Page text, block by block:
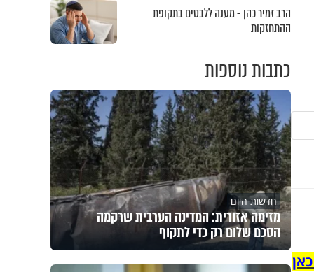
הרב זמיר כהן - מענה ללבטים בתקופת
ההתחזקות
כתבות נוספות
חדשות היום
מזימה אזורית: המדינה הערבית שרקמה
הסכם שלום רק כדי לתקוף